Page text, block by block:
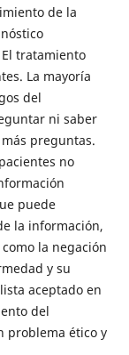
de la
tratamiento
La mayoría
del
ni saber
preguntas.
no
puede
la información,
la negación
y su
aceptado en
del
problema ético y